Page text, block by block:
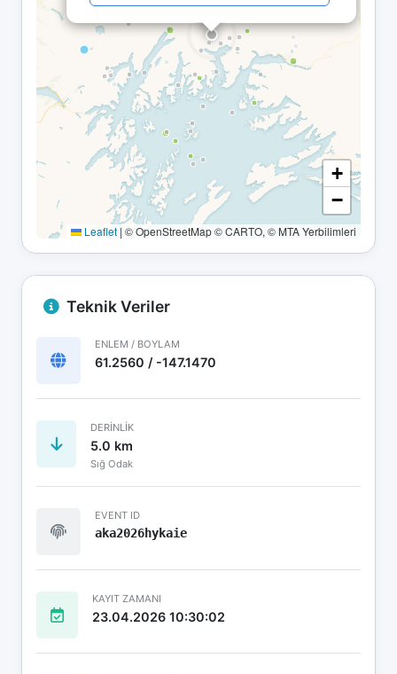
+
−
Leaflet | © OpenStreetMap © CARTO, © MTA Yerbilimleri
Teknik Veriler
ENLEM / BOYLAM
61.2560 / -147.1470
DERINLIK
5.0 km
Sığ Odak
EVENT ID
aka2026hykaie
KAYIT ZAMANI
23.04.2026 10:30:02